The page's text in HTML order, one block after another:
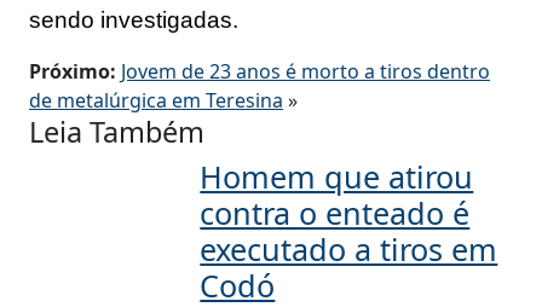
sendo investigadas.
Próximo: Jovem de 23 anos é morto a tiros dentro
de metalúrgica em Teresina »
Leia Também
Homem que atirou
contra o enteado é
executado a tiros em
Codó